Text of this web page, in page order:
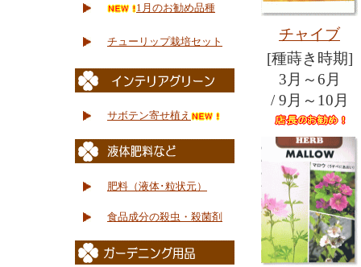
1月のお勧め品種
チューリップ栽培セット
サボテン寄せ植え
肥料（液体･粒状元）
食品成分の殺虫・殺菌剤
チャイブ
[種蒔き時期]
3月～6月
/ 9月～10月